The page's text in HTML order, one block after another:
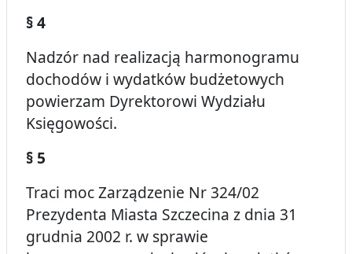
§ 4
Nadzór nad realizacją harmonogramu
dochodów i wydatków budżetowych
powierzam Dyrektorowi Wydziału
Księgowości.
§ 5
Traci moc Zarządzenie Nr 324/02
Prezydenta Miasta Szczecina z dnia 31
grudnia 2002 r. w sprawie